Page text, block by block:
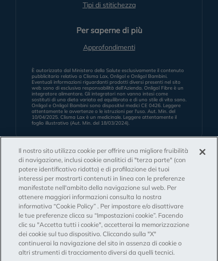
Tipi di stitichezza
Per saperne di più
Approfondimenti
È autorizzato dal Ministero della Salute esclusivamente il contenuto
pubblicitario relativo a Clisma Lax, Onligol e Onligol Bambini.
Eventuali informazioni riguardanti prodotti diversi presenti nel sito
web sono di esclusiva responsabilità dell'Azienda. Onligol Fibre è un
integratore alimentare. Gli integratori non vanno intesi come
sostituti di una dieta variata ed equilibrata e di uno stile di vita sano.
Onligol e Onligol Bambini sono dispositivi medici CE 0426. Leggere
attentamente le avvertenze o le istruzioni per l'uso. Aut. Min. del
10/04/2025. Clisma Lax è un medicinale. Leggere attentamente il
foglio illustrativo (Aut. Min. del 18/03/2024).
Privacy policy
Cookie policy
Sitemap
Dichiarazione di Accessibilità
Farmacovigilanza
Diritti degli interessati
Avvertenze di rischio
Il nostro sito utilizza cookie per offrire una migliore fruibilità
di navigazione, inclusi cookie analitici di "terza parte" (con
potere identificativo ridotto) e di profilazione dei tuoi
interessi per mostrarti contenuti in linea con le preferenze
manifestate nell'ambito della navigazione sul web. Per
ottenere maggiori informazioni consulta la nostra
informativa “Cookie Policy” . Per impostare e/o disattivare
le tue preferenze clicca su “Impostazioni cookie”. Facendo
clic su "Accetta tutti i cookie", accetterai la memorizzazione
dei cookie sul tuo dispositivo. Cliccando sulla "X"
continuerai la navigazione del sito in assenza di cookie o
altri strumenti di tracciamento diversi da quelli tecnici.